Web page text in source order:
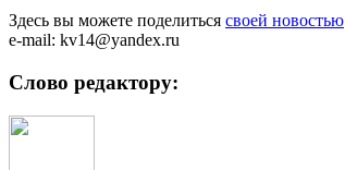
Здесь вы можете поделиться своей новостью
e-mail: kv14@yandex.ru
Слово редактору: